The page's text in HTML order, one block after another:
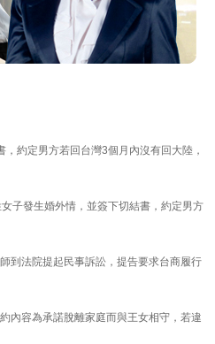
約定男方若回台灣3個月內沒有回大陸，
子發生婚外情，並簽下切結書，約定男方
到法院提起民事訴訟，提告要求台商履行
內容為承諾脫離家庭而與王女相守，若違